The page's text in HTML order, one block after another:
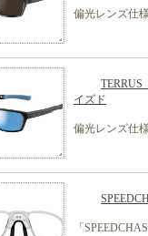
偏光レンズ
イズド
偏光レンズ仕
「